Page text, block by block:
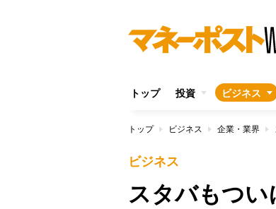
トップ 投資 ビジネス
トップ ビジネス 企業・業界
ビジネス
スタバもつ